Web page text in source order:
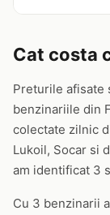
Cat costa
Preturile afisate
benzinariile din
colectate zilnic
Lukoil, Socar si
am identificat 3
Cu 3 benzinarii